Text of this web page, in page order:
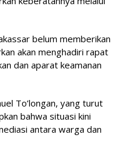
belum memberikan
akan menghadiri rapat
dan aparat keamanan
To’longan, yang turut
bahwa situasi kini
antara warga dan